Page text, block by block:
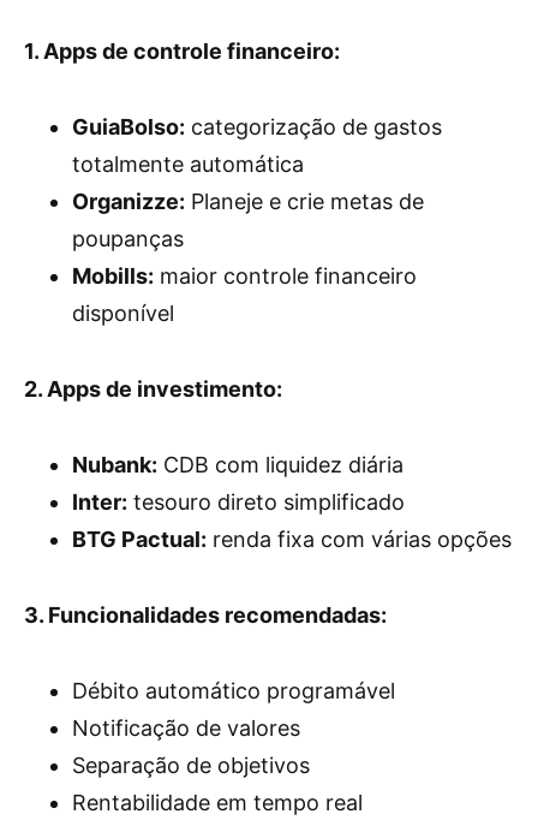
1. Apps de controle financeiro:
GuiaBolso: categorização de gastos
totalmente automática
Organizze: Planeje e crie metas de
poupanças
Mobills: maior controle financeiro
disponível
2. Apps de investimento:
Nubank: CDB com liquidez diária
Inter: tesouro direto simplificado
BTG Pactual: renda fixa com várias opções
3. Funcionalidades recomendadas:
Débito automático programável
Notificação de valores
Separação de objetivos
Rentabilidade em tempo real